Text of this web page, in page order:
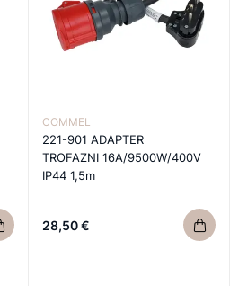
COMMEL
221-901 ADAPTER
TROFAZNI 16A/9500W/400V
IP44 1,5m
28,50 €